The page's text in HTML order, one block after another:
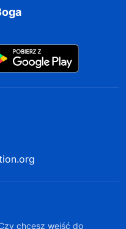
chcesz wejść do